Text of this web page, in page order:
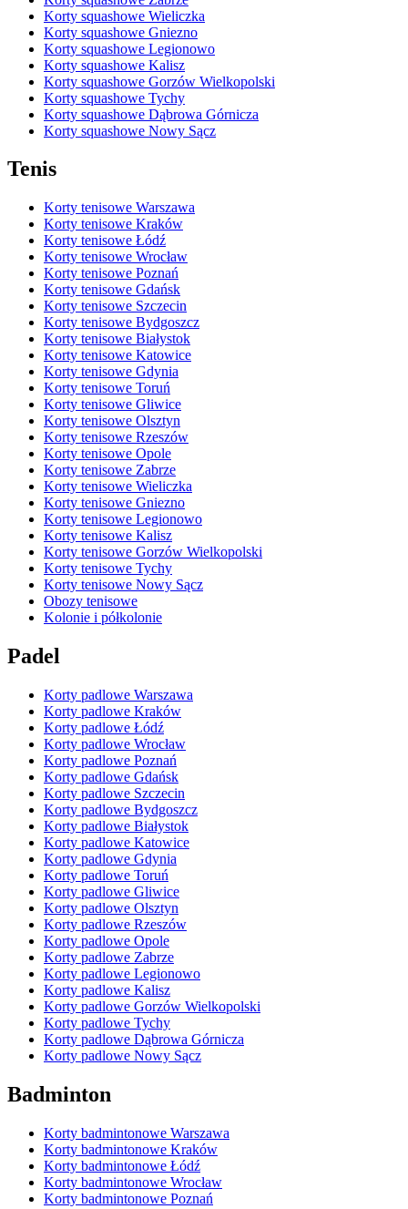
Korty squashowe Wieliczka
Korty squashowe Gniezno
Korty squashowe Legionowo
Korty squashowe Kalisz
Korty squashowe Gorzów Wielkopolski
Korty squashowe Tychy
Korty squashowe Dąbrowa Górnicza
Korty squashowe Nowy Sącz
Tenis
Korty tenisowe Warszawa
Korty tenisowe Kraków
Korty tenisowe Łódź
Korty tenisowe Wrocław
Korty tenisowe Poznań
Korty tenisowe Gdańsk
Korty tenisowe Szczecin
Korty tenisowe Bydgoszcz
Korty tenisowe Białystok
Korty tenisowe Katowice
Korty tenisowe Gdynia
Korty tenisowe Toruń
Korty tenisowe Gliwice
Korty tenisowe Olsztyn
Korty tenisowe Rzeszów
Korty tenisowe Opole
Korty tenisowe Zabrze
Korty tenisowe Wieliczka
Korty tenisowe Gniezno
Korty tenisowe Legionowo
Korty tenisowe Kalisz
Korty tenisowe Gorzów Wielkopolski
Korty tenisowe Tychy
Korty tenisowe Nowy Sącz
Obozy tenisowe
Kolonie i półkolonie
Padel
Korty padlowe Warszawa
Korty padlowe Kraków
Korty padlowe Łódź
Korty padlowe Wrocław
Korty padlowe Poznań
Korty padlowe Gdańsk
Korty padlowe Szczecin
Korty padlowe Bydgoszcz
Korty padlowe Białystok
Korty padlowe Katowice
Korty padlowe Gdynia
Korty padlowe Toruń
Korty padlowe Gliwice
Korty padlowe Olsztyn
Korty padlowe Rzeszów
Korty padlowe Opole
Korty padlowe Zabrze
Korty padlowe Legionowo
Korty padlowe Kalisz
Korty padlowe Gorzów Wielkopolski
Korty padlowe Tychy
Korty padlowe Dąbrowa Górnicza
Korty padlowe Nowy Sącz
Badminton
Korty badmintonowe Warszawa
Korty badmintonowe Kraków
Korty badmintonowe Łódź
Korty badmintonowe Wrocław
Korty badmintonowe Poznań